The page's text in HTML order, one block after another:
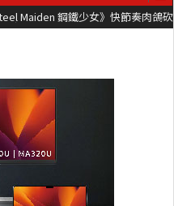
鐵少女》快節奏肉鴿砍殺遊戲 只靠
中